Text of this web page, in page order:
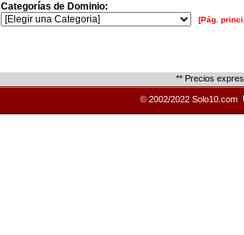
Categorías de Dominio:
[Pág.
** Precios
© 2002/2022 Solo10.com